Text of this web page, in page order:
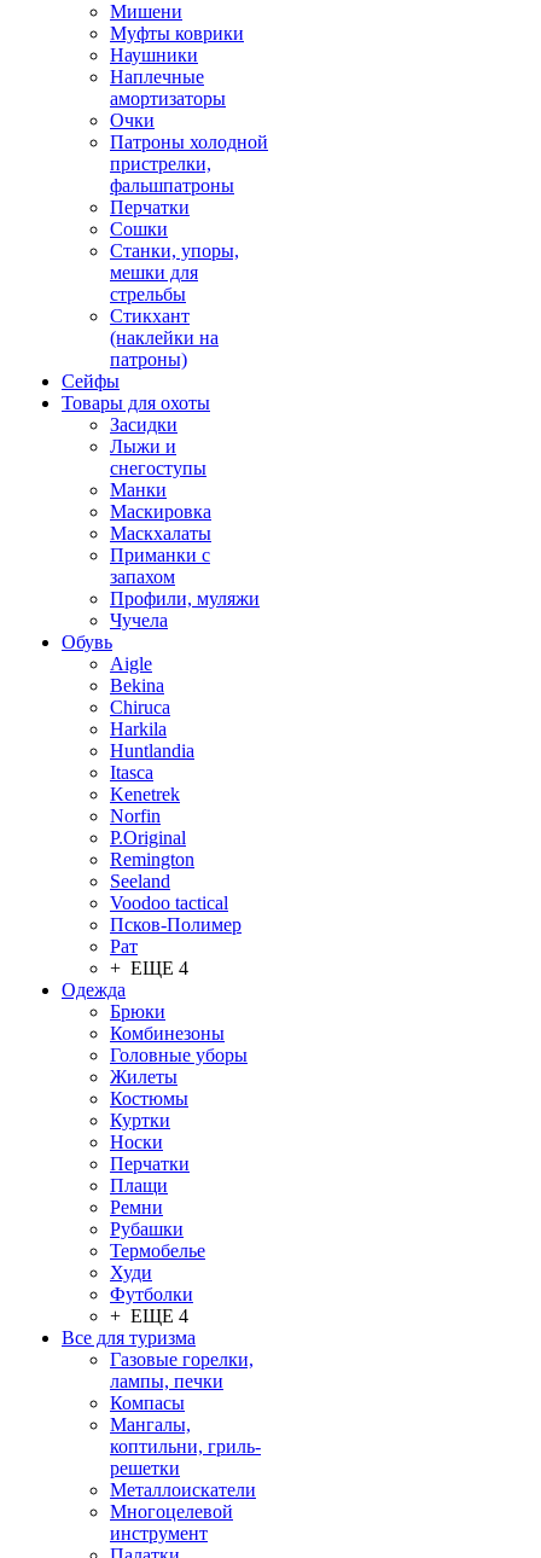
Мишени
Муфты коврики
Наушники
Наплечные
амортизаторы
Очки
Патроны холодной
пристрелки,
фальшпатроны
Перчатки
Сошки
Станки, упоры,
мешки для
стрельбы
Стикхант
(наклейки на
патроны)
Сейфы
Товары для охоты
Засидки
Лыжи и
снегоступы
Манки
Маскировка
Маскхалаты
Приманки с
запахом
Профили, муляжи
Чучела
Обувь
Aigle
Bekina
Chiruсa
Harkila
Huntlandia
Itasca
Kenetrek
Norfin
P.Original
Remington
Seeland
Voodoo tactical
Псков-Полимер
Рат
+ ЕЩЕ 4
Одежда
Брюки
Комбинезоны
Головные уборы
Жилеты
Костюмы
Куртки
Носки
Перчатки
Плащи
Ремни
Рубашки
Термобелье
Худи
Футболки
+ ЕЩЕ 4
Все для туризма
Газовые горелки,
лампы, печки
Компасы
Мангалы,
коптильни, гриль-
решетки
Металлоискатели
Многоцелевой
инструмент